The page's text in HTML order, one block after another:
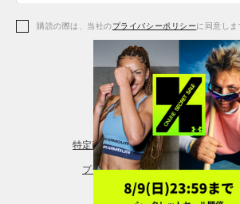
アクセサリー
レギンス＆タイツ
シューズ
購読の際は、当社のプライバシーポリシーに同意しま
特定商取引法に基づく通販の表記
プライバシーポリシー